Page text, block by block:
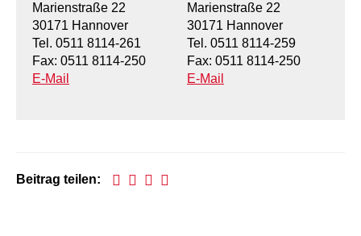
Kindertagesstätte Klaus-Müller-Kilian-Weg /
“Mäuseburg” / Familienzentrum
Kindertagesstätte König-Ludwig-Straße
Kindertagesstätte Petermannstraße /
Kindertagesstätte Hiltrud-Grote-Weg
Kindertagesstätte Ibykusweg / Familienzentrum
Kindertagesstätte Klaus-Müller-Kilian-Weg /
Marienstraße 22
30171 Hannover
Tel. 0511 8114-261
Fax: 0511 8114-250
E-Mail
Marienstraße 22
30171 Hannover
Tel. 0511 8114-259
Fax: 0511 8114-250
E-Mail
Beitrag teilen: